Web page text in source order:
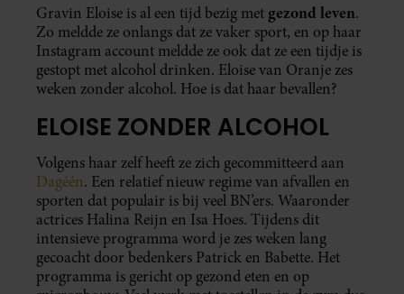
Gravin Eloise is al een tijd bezig met gezond leven.
Zo meldde ze onlangs dat ze vaker sport, en op haar
Instagram account meldde ze ook dat ze een tijdje is
gestopt met alcohol drinken. Eloise van Oranje zes
weken zonder alcohol. Hoe is dat haar bevallen?
ELOISE ZONDER ALCOHOL
Volgens haar zelf heeft ze zich gecommitteerd aan
Dagéén. Een relatief nieuw regime van afvallen en
sporten dat populair is bij veel BN’ers. Waaronder
actrices Halina Reijn en Isa Hoes. Tijdens dit
intensieve programma word je zes weken lang
gecoacht door bedenkers Patrick en Babette. Het
programma is gericht op gezond eten en op